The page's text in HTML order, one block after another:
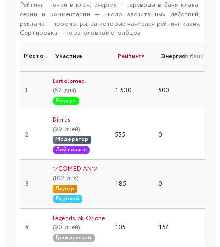
Рейтинг — очки в клан; энергия — переводы в банк клана;
серии и комментарии — число засчитанных действий;
реклама — просмотры, за которые начислен рейтинг клану.
Сортировка — по заголовкам столбцов.
Место Участник Рейтинг▼ Энергияв банк
1
Bartolomeo.
(62 дня)
Рекрут
1 530 500
2
Dinrus
(99 дней)
Модератор
Лейтенант
555 0
3
ツCOMEDIANツ
(102 дня)
Лидер
Рядовой
185 0
4
Legends_ob_Orione
(90 дней)
Гражданский
135 154